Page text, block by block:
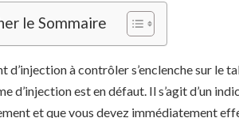
le Sommaire
d’injection à contrôler s’enclenche sur
d’injection est en défaut. Il s’agit d’un
et que vous devez immédiatement